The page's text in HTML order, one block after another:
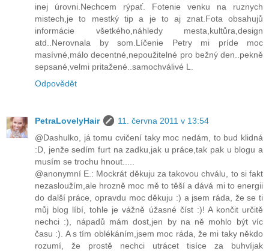
inej úrovni.Nechcem rýpať. Fotenie venku na ruznych
mistech,je to mestký tip a je to aj znat.Fota obsahujů
informácie všetkého,náhledy mesta,kultůra,design
atd..Nerovnala by som.Líčenie Petry mi príde moc
masívné,málo decentné,nepoužitelné pro bežný den..pekně
sepsané,velmi pritažené..samochválivé L.
Odpovědět
PetraLovelyHair
11. června 2011 v 13:54
@Dashulko, já tomu cvičení taky moc nedám, to bud klidná
:D, jenže sedím furt na zadku,jak u práce,tak pak u blogu a
musím se trochu hnout.....
@anonymní E.: Mockrát děkuju za takovou chválu, to si fakt
nezasloužím,ale hrozně moc mě to těší a dává mi to energii
do další práce, opravdu moc děkuju :) a jsem ráda, že se ti
můj blog líbí, tohle je vážně úžasné číst :)! A končit určitě
nechci :), nápadů mám dost,jen by na ně mohlo být víc
času :). A s tím oblékáním,jsem moc ráda, že mi taky někdo
rozumí, že prostě nechci utrácet tisíce za buhvíjak